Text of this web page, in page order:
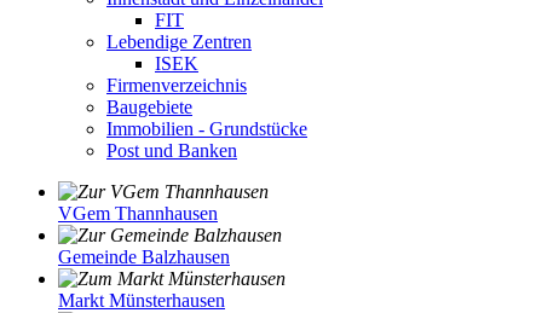
FIT
Lebendige Zentren
ISEK
Firmenverzeichnis
Baugebiete
Immobilien - Grundstücke
Post und Banken
VGem Thannhausen
Gemeinde Balzhausen
Markt Münsterhausen